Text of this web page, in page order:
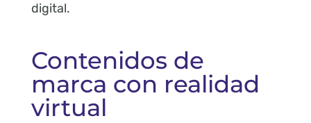
digital.
Contenidos de
marca con realidad
virtual